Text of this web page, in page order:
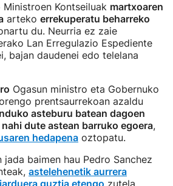
Kontseiluak martxoaren
arteko errekuperatu beharreko
du. Neurria ez zaie
Lan Erregulazio Espediente
bajan daudenei edo telelana
Ogasun ministro eta Gobernuko
prentsaurrekoan azaldu
asteburu batean dagoen
dute astean barruko egoera,
hedapena oztopatu.
baimen hau Pedro Sanchez
astelehenetik aurrera
guztia etengo zutela